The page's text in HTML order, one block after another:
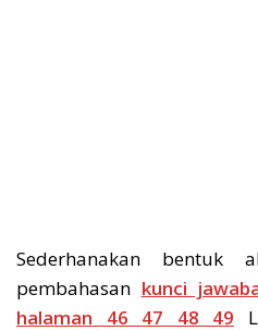
Sederhanakan
pembahasan kunci
halaman 46 47 48 49